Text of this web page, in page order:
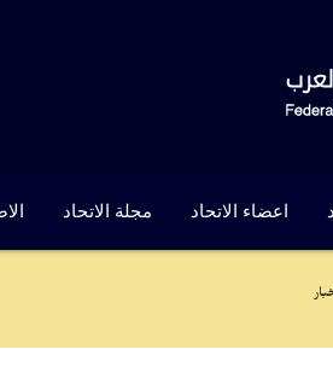
اعضاء الاتحاد مجلة الاتحاد